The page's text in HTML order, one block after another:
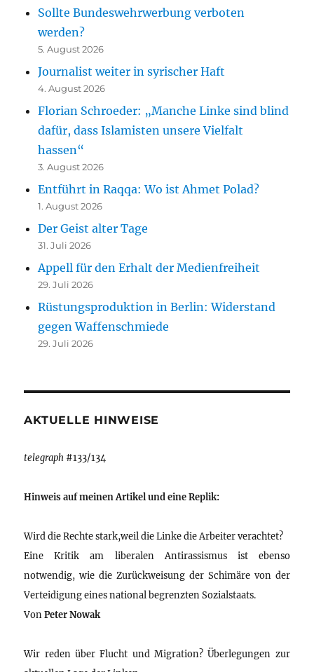
Sollte Bundeswehrwerbung verboten
werden?
5. August 2026
Journalist weiter in syrischer Haft
4. August 2026
Florian Schroeder: „Manche Linke sind blind
dafür, dass Islamisten unsere Vielfalt
hassen“
3. August 2026
Entführt in Raqqa: Wo ist Ahmet Polad?
1. August 2026
Der Geist alter Tage
31. Juli 2026
Appell für den Erhalt der Medienfreiheit
29. Juli 2026
Rüstungsproduktion in Berlin: Widerstand
gegen Waffenschmiede
29. Juli 2026
AKTUELLE HINWEISE
telegraph #133/134
Hinweis auf meinen Artikel und eine Replik:
Wird die Rechte stark,weil die Linke die Arbeiter verachtet?
Eine Kritik am liberalen Antirassismus ist ebenso
notwendig, wie die Zurückweisung der Schimäre von der
Verteidigung eines national begrenzten Sozialstaats.
VonPeter Nowak
Wir reden über Flucht und Migration? Überlegungen zur